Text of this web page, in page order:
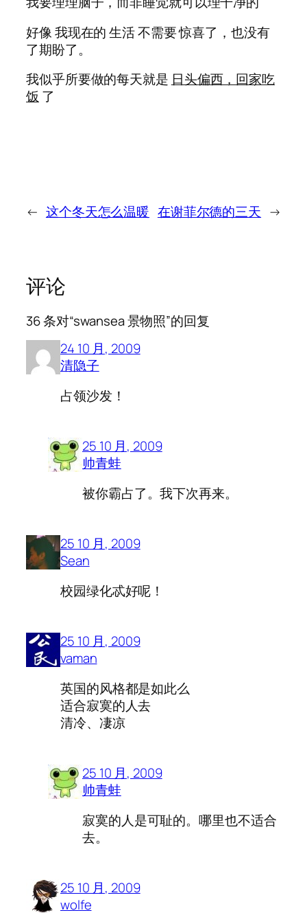
好像 我现在的 生活 不需要 惊喜了，也没有
了期盼了。
我似乎所要做的每天就是 日头偏西，回家吃
饭 了
← 这个冬天怎么温暖 在谢菲尔德的三天 →
评论
36 条对“swansea 景物照”的回复
24 10 月, 2009
清隐子
占领沙发！
25 10 月, 2009
帅青蛙
被你霸占了。我下次再来。
25 10 月, 2009
Sean
校园绿化忒好呢！
25 10 月, 2009
vaman
英国的风格都是如此么
适合寂寞的人去
清冷、凄凉
25 10 月, 2009
帅青蛙
寂寞的人是可耻的。哪里也不适合
去。
25 10 月, 2009
wolfe